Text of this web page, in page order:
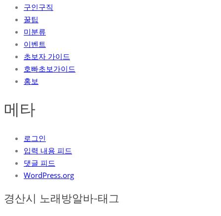
구인구직
꿀팁
미분류
이벤트
초보자 가이드
호빠초보가이드
홍보
메타
로그인
입력 내용 피드
댓글 피드
WordPress.org
경산시 노래방알바-태그